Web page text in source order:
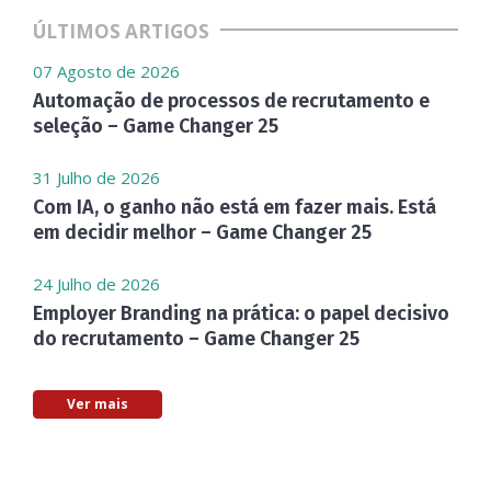
ÚLTIMOS ARTIGOS
07 Agosto de 2026
Automação de processos de recrutamento e
seleção – Game Changer 25
31 Julho de 2026
Com IA, o ganho não está em fazer mais. Está
em decidir melhor – Game Changer 25
24 Julho de 2026
Employer Branding na prática: o papel decisivo
do recrutamento – Game Changer 25
Ver mais